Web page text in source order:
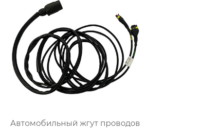
Автомобильный жгут проводов